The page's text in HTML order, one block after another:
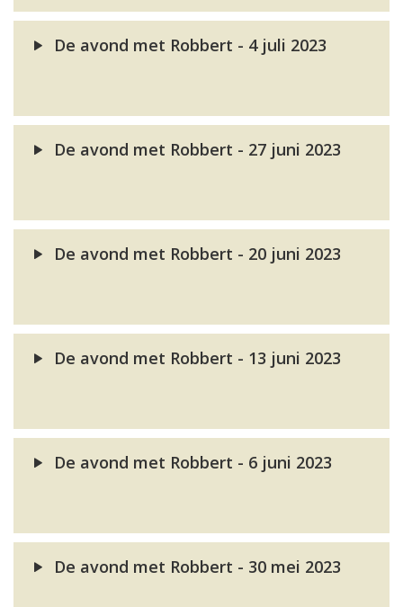
De avond met Robbert - 4 juli 2023
De avond met Robbert - 27 juni 2023
De avond met Robbert - 20 juni 2023
De avond met Robbert - 13 juni 2023
De avond met Robbert - 6 juni 2023
De avond met Robbert - 30 mei 2023